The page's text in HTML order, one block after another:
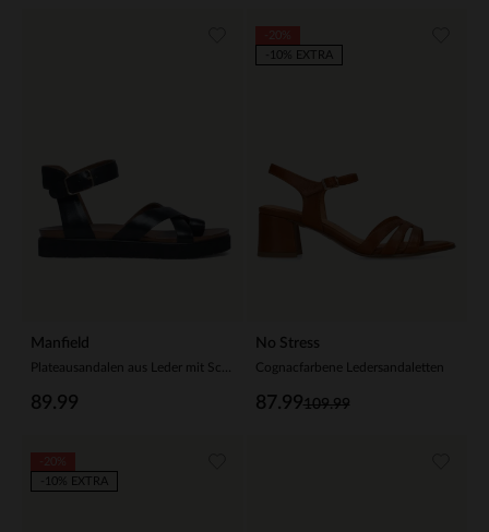
Manfield
89.99
No Stress
Cognacfarbene Ledersandaletten
109.99
87.99
-10% EXTRA
-10% EXTRA